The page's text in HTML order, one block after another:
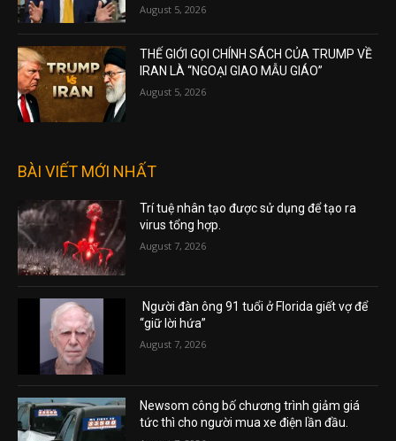
August 5, 2026
THẾ GIỚI GỌI CHÍNH SÁCH CỦA TRUMP VỀ
IRAN LÀ “NGOẠI GIAO MẪU GIÁO”
August 5, 2026
BÀI VIẾT MỚI NHẤT
Trí tuệ nhân tạo được sử dụng để tạo ra
virus tổng hợp.
August 7, 2026
Người đàn ông 91 tuổi ở Florida giết vợ để
“giữ lời hứa”
August 7, 2026
Newsom công bố chương trình giảm giá
tức thì cho người mua xe điện lần đầu.